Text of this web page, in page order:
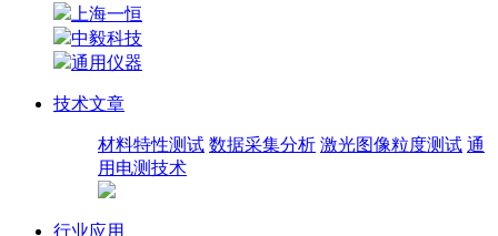
上海一恒
中毅科技
通用仪器
技术文章
材料特性测试 数据采集分析 激光图像粒度测试 通
用电测技术
行业应用